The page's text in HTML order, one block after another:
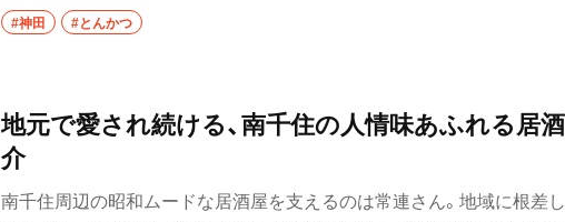
くもあり、懐かしい味わいだ。
#神田 #とんかつ
地元で愛され続ける、南千住の人情味あふれる居
介
南千住周辺の昭和ムードな居酒屋を支えるのは常連さん。地域に根差